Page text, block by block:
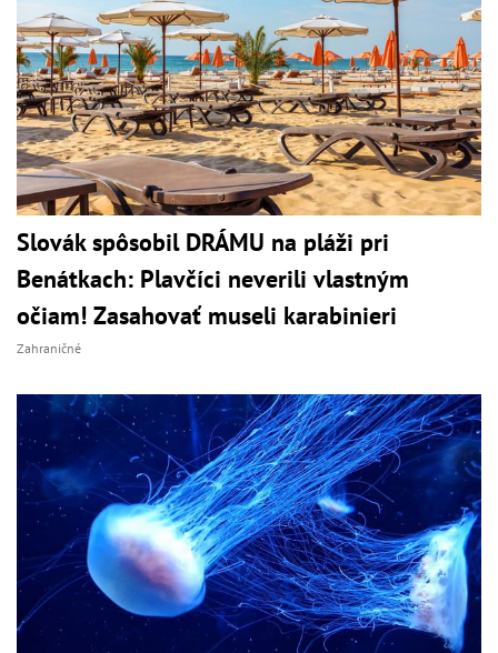
Slovák spôsobil DRÁMU na pláži pri
Benátkach: Plavčíci neverili vlastným
očiam! Zasahovať museli karabinieri
Zahraničné